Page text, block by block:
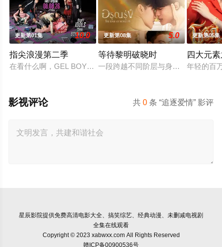
更新第01集 10.0
指尖浪漫第二季
在看什么啊，GEL BOY，是在想念彼此吗？ 当两对情侣——
更新第08集 5.0
等待黎明破晓时
一段跨越不同阶层与身份的恋情。一
更新第05集
四大元
年轻的百
共0 条 “追逐爱情” 影评
影视评论
星辰影院提供免费高清电影大全、搞笑综艺、经典动漫、未删减电视剧
全集在线观看
Copyright © 2023 xabwxx.com All Rights Reserved
赣ICP备00900536号